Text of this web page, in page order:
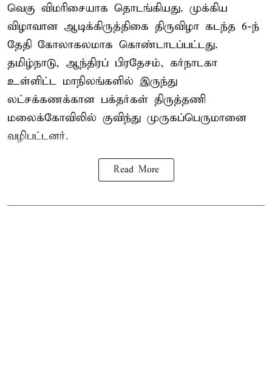
வெகு விமரிசையாக தொடங்கியது. முக்கிய
விழாவான ஆடிக்கிருத்திகை திருவிழா கடந்த 6-ந்
தேதி கோலாகலமாக கொண்டாடப்பட்டது.
தமிழ்நாடு, ஆந்திரப் பிரதேசம், கர்நாடகா
உள்ளிட்ட மாநிலங்களில் இருந்து
லட்சக்கணக்கான பக்தர்கள் திருத்தணி
மலைக்கோவிலில் குவிந்து முருகப்பெருமானை
வழிபட்டனர்.
Read More